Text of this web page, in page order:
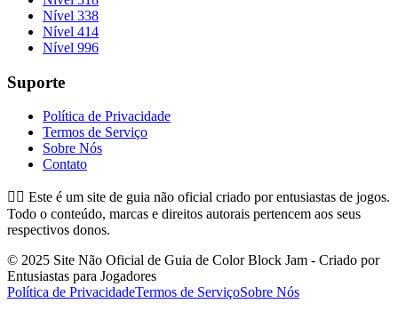
Nível 338
Nível 414
Nível 996
Suporte
Política de Privacidade
Termos de Serviço
Sobre Nós
Contato
👉🏻 Este é um site de guia não oficial criado por entusiastas de jogos.
Todo o conteúdo, marcas e direitos autorais pertencem aos seus
respectivos donos.
© 2025 Site Não Oficial de Guia de Color Block Jam - Criado por
Entusiastas para Jogadores
Política de PrivacidadeTermos de ServiçoSobre Nós